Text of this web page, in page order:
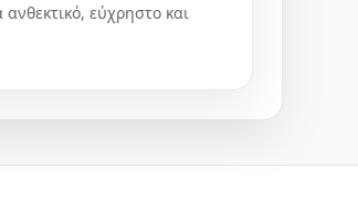
εύχρηστο και